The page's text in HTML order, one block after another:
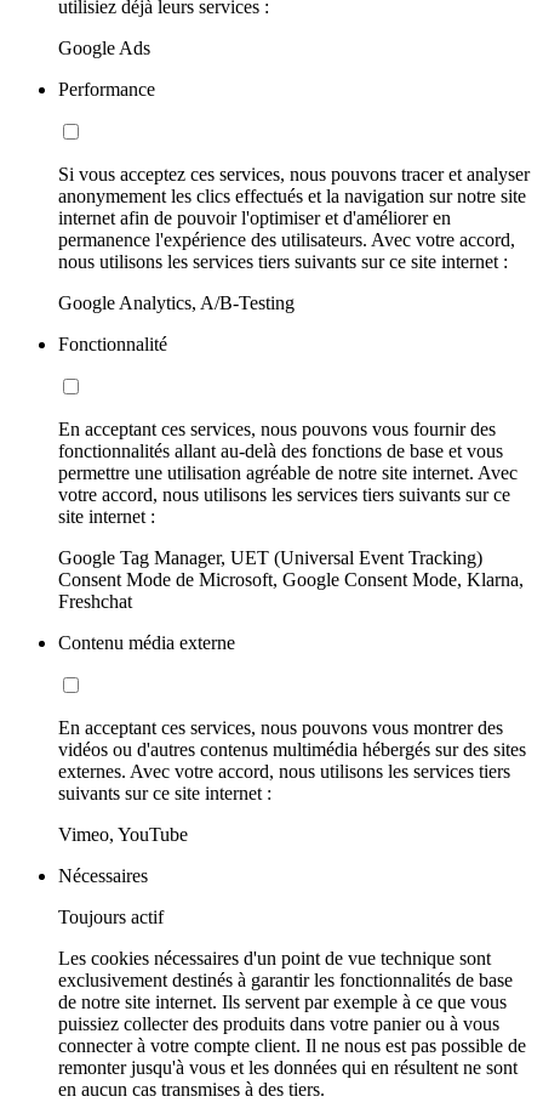
utilisiez déjà leurs services :
Google Ads
Performance
Si vous acceptez ces services, nous pouvons tracer et analyser
anonymement les clics effectués et la navigation sur notre site
internet afin de pouvoir l'optimiser et d'améliorer en
permanence l'expérience des utilisateurs. Avec votre accord,
nous utilisons les services tiers suivants sur ce site internet :
Google Analytics, A/B-Testing
Fonctionnalité
En acceptant ces services, nous pouvons vous fournir des
fonctionnalités allant au-delà des fonctions de base et vous
permettre une utilisation agréable de notre site internet. Avec
votre accord, nous utilisons les services tiers suivants sur ce
site internet :
Google Tag Manager, UET (Universal Event Tracking)
Consent Mode de Microsoft, Google Consent Mode, Klarna,
Freshchat
Contenu média externe
En acceptant ces services, nous pouvons vous montrer des
vidéos ou d'autres contenus multimédia hébergés sur des sites
externes. Avec votre accord, nous utilisons les services tiers
suivants sur ce site internet :
Vimeo, YouTube
Nécessaires
Toujours actif
Les cookies nécessaires d'un point de vue technique sont
exclusivement destinés à garantir les fonctionnalités de base
de notre site internet. Ils servent par exemple à ce que vous
puissiez collecter des produits dans votre panier ou à vous
connecter à votre compte client. Il ne nous est pas possible de
remonter jusqu'à vous et les données qui en résultent ne sont
en aucun cas transmises à des tiers.